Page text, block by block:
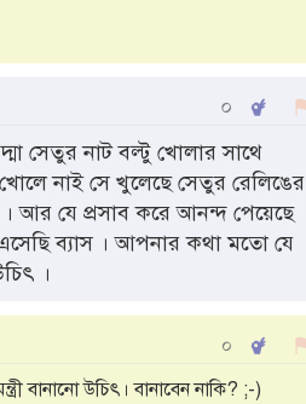
০
সেতুর নাট বল্টু খোলার সাথে
নাই সে খুলেছে সেতুর রেলিঙের
আর যে প্রসাব করে আনন্দ পেয়েছে
ব্যাস । আপনার কথা মতো যে
।
০
বানানো উচিৎ। বানাবেন নাকি? ;-)